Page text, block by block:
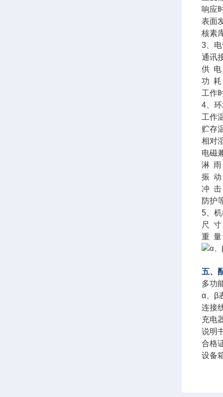
响应
表面
核素
3、
通讯
供 电
功 耗
工作
4、
工作
贮存
相对
电磁
淋 雨
振 动
冲 击
防护
5、
尺 寸
重 量
五、
多功
α、β
连接
充电
说明
合格
设备